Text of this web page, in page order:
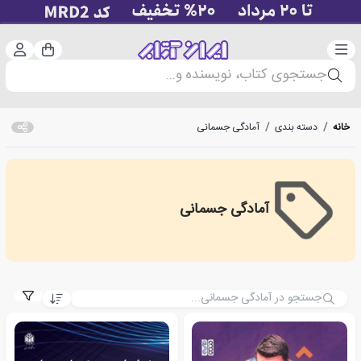
دسته‌بندی سبد
جستجوی کتاب، نویسنده و...
خانه / دسته بندی / آمادگی جسمانی
آمادگی جسمانی
Physical fitness